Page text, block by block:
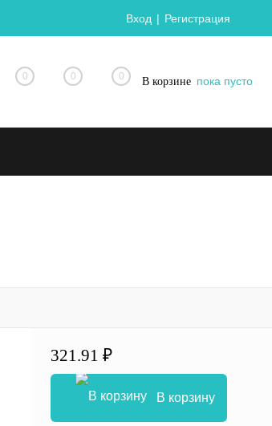
Вход Регистрация
0 0 0 В корзине пока пусто
321.91 ₽
В корзину